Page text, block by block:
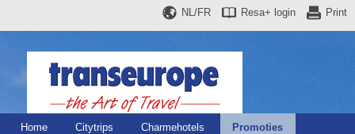
Print
Resa+ login
NL/FR
Home Citytrips Charmehotels Promoties